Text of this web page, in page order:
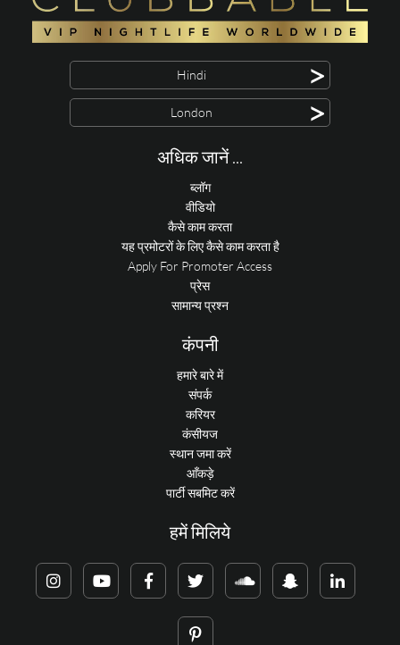
Hindi >
London >
अधिक जानें ...
ब्लॉग
वीडियो
कैसे काम करता
यह प्रमोटरों के लिए कैसे काम करता है
Apply For Promoter Access
प्रेस
सामान्य प्रश्न
कंपनी
हमारे बारे में
संपर्क
करियर
कंसीयज
स्थान जमा करें
आँकड़े
पार्टी सबमिट करें
हमें मिलिये